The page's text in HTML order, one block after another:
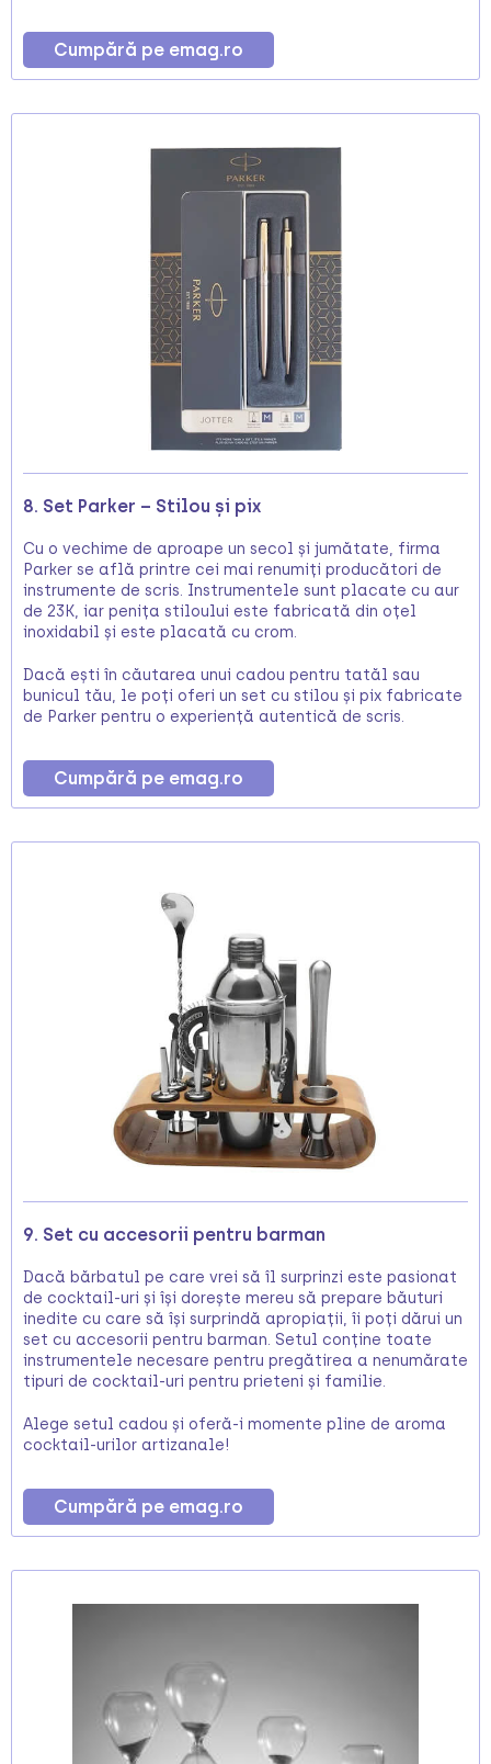
Cumpără pe emag.ro
8. Set Parker – Stilou și pix
Cu o vechime de aproape un secol și jumătate, firma
Parker se află printre cei mai renumiți producători de
instrumente de scris. Instrumentele sunt placate cu aur
de 23K, iar penița stiloului este fabricată din oțel
inoxidabil și este placată cu crom.
Dacă ești în căutarea unui cadou pentru tatăl sau
bunicul tău, le poți oferi un set cu stilou și pix fabricate
de Parker pentru o experiență autentică de scris.
Cumpără pe emag.ro
9. Set cu accesorii pentru barman
Dacă bărbatul pe care vrei să îl surprinzi este pasionat
de cocktail-uri și își dorește mereu să prepare băuturi
inedite cu care să își surprindă apropiații, îi poți dărui un
set cu accesorii pentru barman. Setul conține toate
instrumentele necesare pentru pregătirea a nenumărate
tipuri de cocktail-uri pentru prieteni și familie.
Alege setul cadou și oferă-i momente pline de aroma
cocktail-urilor artizanale!
Cumpără pe emag.ro